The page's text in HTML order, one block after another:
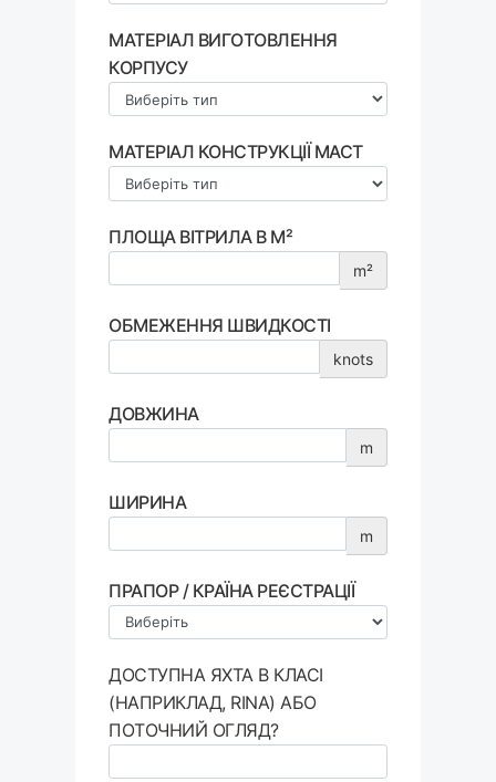
МАТЕРІАЛ ВИГОТОВЛЕННЯ
КОРПУСУ
МАТЕРІАЛ КОНСТРУКЦІЇ МАСТ
ПЛОЩА ВІТРИЛА В М²
m²
ОБМЕЖЕННЯ ШВИДКОСТІ
knots
ДОВЖИНА
m
ШИРИНА
m
ПРАПОР / КРАЇНА РЕЄСТРАЦІЇ
ДОСТУПНА ЯХТА В КЛАСІ
(НАПРИКЛАД, RINA) АБО
ПОТОЧНИЙ ОГЛЯД?